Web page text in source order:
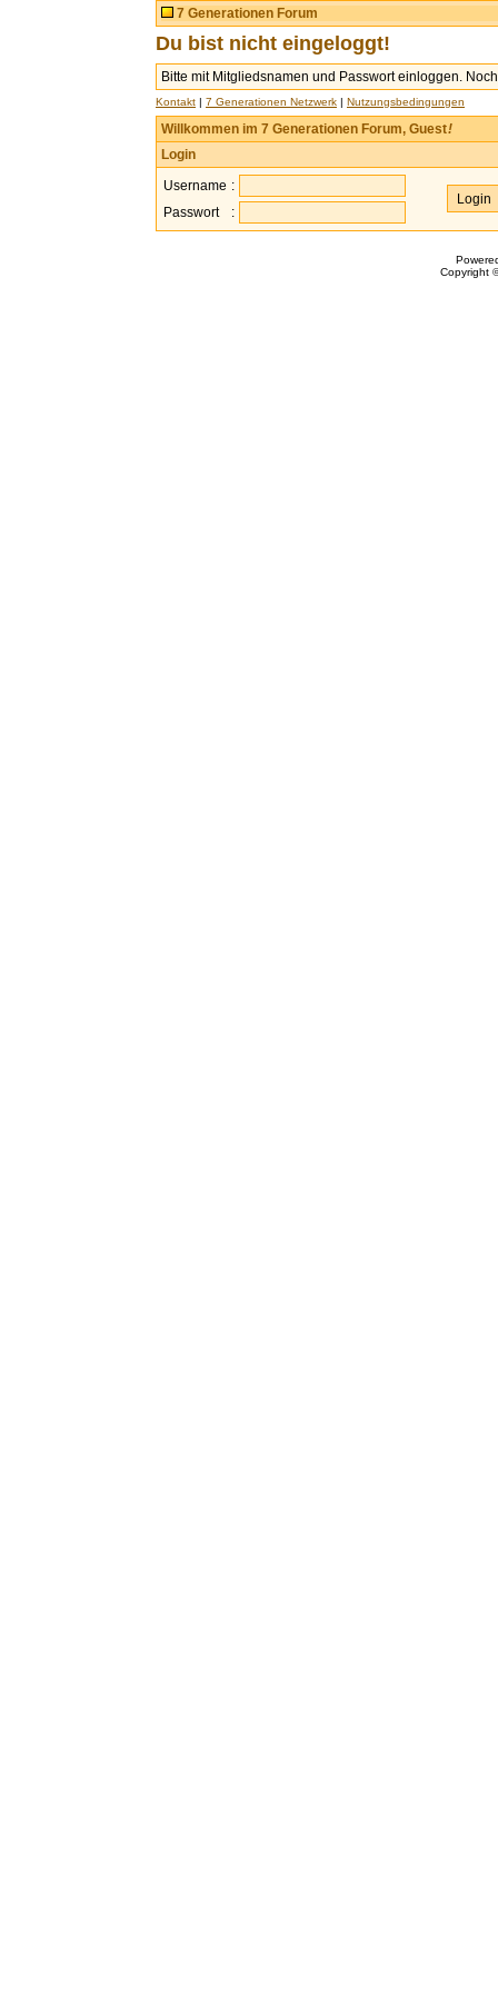
7 Generationen Forum
Du bist nicht eingeloggt!
Bitte mit Mitgliedsnamen und Passwort einloggen.
Kontakt | 7 Generationen Netzwerk | Nutzungsbedingungen
Willkommen im 7 Generationen Forum, Guest!
Login
Username :
Passwort
:
Copyright